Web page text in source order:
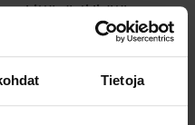
Tietoja
lisätä.
tavoite on
. Suomeen
on kohdeltava